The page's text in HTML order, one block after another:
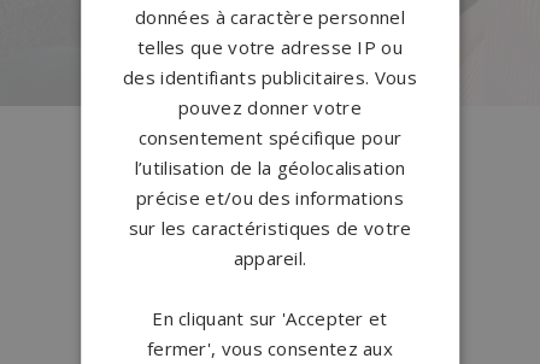
PERSONNALISEZ VOTRE MONUMENT
Conception française
Qui sommes-nous ?
sur-mesure
Configurateur
1.200 partenairesen France
données à caractère personnel
telles que votre adresse IP ou
des identifiants publicitaires. Vous
pouvez donner votre
consentement spécifique pour
l’utilisation de la géolocalisation
précise et/ou des informations
sur les caractéristiques de votre
appareil.
En cliquant sur 'Accepter et
fermer', vous consentez aux